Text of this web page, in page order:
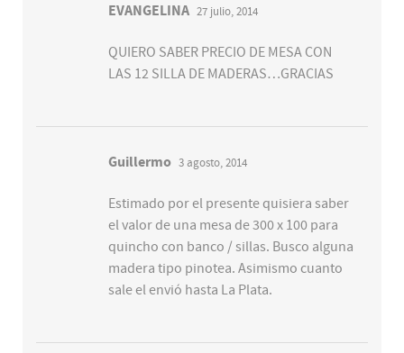
EVANGELINA 27 julio, 2014
QUIERO SABER PRECIO DE MESA CON
LAS 12 SILLA DE MADERAS…GRACIAS
Guillermo 3 agosto, 2014
Estimado por el presente quisiera saber
el valor de una mesa de 300 x 100 para
quincho con banco / sillas. Busco alguna
madera tipo pinotea. Asimismo cuanto
sale el envió hasta La Plata.